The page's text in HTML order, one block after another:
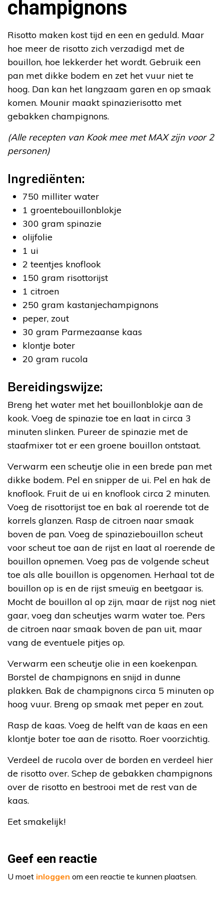
champignons
Risotto maken kost tijd en een en geduld. Maar
hoe meer de risotto zich verzadigd met de
bouillon, hoe lekkerder het wordt. Gebruik een
pan met dikke bodem en zet het vuur niet te
hoog. Dan kan het langzaam garen en op smaak
komen. Mounir maakt spinazierisotto met
gebakken champignons.
(Alle recepten van Kook mee met MAX zijn voor 2
personen)
Ingrediënten:
750 milliter water
1 groentebouillonblokje
300 gram spinazie
olijfolie
1 ui
2 teentjes knoflook
150 gram risottorijst
1 citroen
250 gram kastanjechampignons
peper, zout
30 gram Parmezaanse kaas
klontje boter
20 gram rucola
Bereidingswijze:
Breng het water met het bouillonblokje aan de
kook. Voeg de spinazie toe en laat in circa 3
minuten slinken. Pureer de spinazie met de
staafmixer tot er een groene bouillon ontstaat.
Verwarm een scheutje olie in een brede pan met
dikke bodem. Pel en snipper de ui. Pel en hak de
knoflook. Fruit de ui en knoflook circa 2 minuten.
Voeg de risottorijst toe en bak al roerende tot de
korrels glanzen. Rasp de citroen naar smaak
boven de pan. Voeg de spinaziebouillon scheut
voor scheut toe aan de rijst en laat al roerende de
bouillon opnemen. Voeg pas de volgende scheut
toe als alle bouillon is opgenomen. Herhaal tot de
bouillon op is en de rijst smeuïg en beetgaar is.
Mocht de bouillon al op zijn, maar de rijst nog niet
gaar, voeg dan scheutjes warm water toe. Pers
de citroen naar smaak boven de pan uit, maar
vang de eventuele pitjes op.
Verwarm een scheutje olie in een koekenpan.
Borstel de champignons en snijd in dunne
plakken. Bak de champignons circa 5 minuten op
hoog vuur. Breng op smaak met peper en zout.
Rasp de kaas. Voeg de helft van de kaas en een
klontje boter toe aan de risotto. Roer voorzichtig.
Verdeel de rucola over de borden en verdeel hier
de risotto over. Schep de gebakken champignons
over de risotto en bestrooi met de rest van de
kaas.
Eet smakelijk!
Geef een reactie
U moet inloggen om een reactie te kunnen plaatsen.